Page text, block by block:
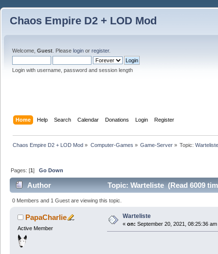
Chaos Empire D2 + LOD Mod
Welcome, Guest . Please login or register.
Login with username, password and session length
Home Help Search Calendar Donations Login Register
Chaos Empire D2 + LOD Mod » Computer-Games » Game-Server» Topic:
Pages: [1]Go Down
Author Topic: Warteliste (Read 6009
0 Members and 1 Guest are viewing this topic.
PapaCharlie
Active Member
Warteliste
« on: September 20, 2021, 08:25:36 am